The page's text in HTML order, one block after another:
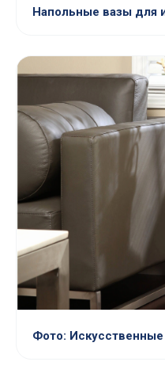
Напольные вазы для
Фото: